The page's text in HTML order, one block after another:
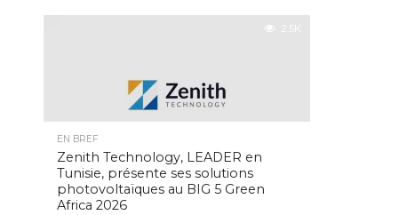
2.5K
EN BREF
Zenith Technology, LEADER en
Tunisie, présente ses solutions
photovoltaïques au BIG 5 Green
Africa 2026